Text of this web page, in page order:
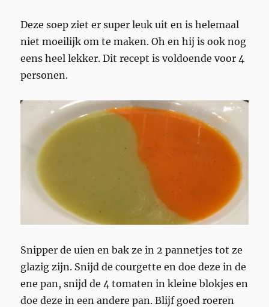
Deze soep ziet er super leuk uit en is helemaal
niet moeilijk om te maken. Oh en hij is ook nog
eens heel lekker. Dit recept is voldoende voor 4
personen.
Snipper de uien en bak ze in 2 pannetjes tot ze
glazig zijn. Snijd de courgette en doe deze in de
ene pan, snijd de 4 tomaten in kleine blokjes en
doe deze in een andere pan. Blijf goed roeren